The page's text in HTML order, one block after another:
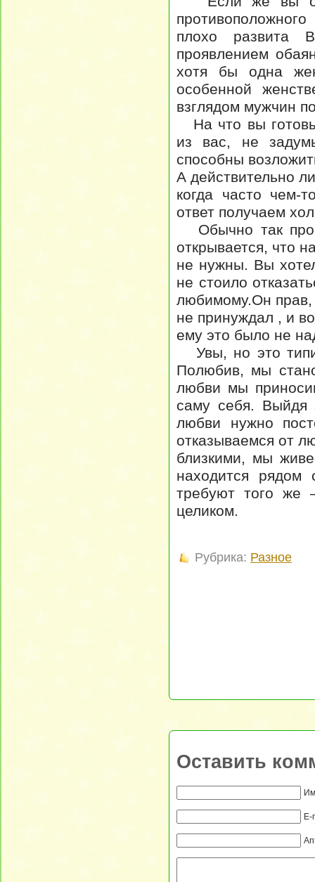
плохо развита
проявлением
хотя бы одна
особенной
взглядом мужчин
На что вы
из вас, не
способны
А действительно
когда часто чем-
ответ получаем
Обычно так
открывается, что
не нужны. Вы
не стоило
любимому.Он прав,
не принуждал , и
ему это было не
Увы, но это
Полюбив, мы
любви мы
саму себя. Выйдя
любви нужно
отказываемся от
близкими, мы
находится
требуют того же
целиком.
Рубрика: Разное
Оставить
E-